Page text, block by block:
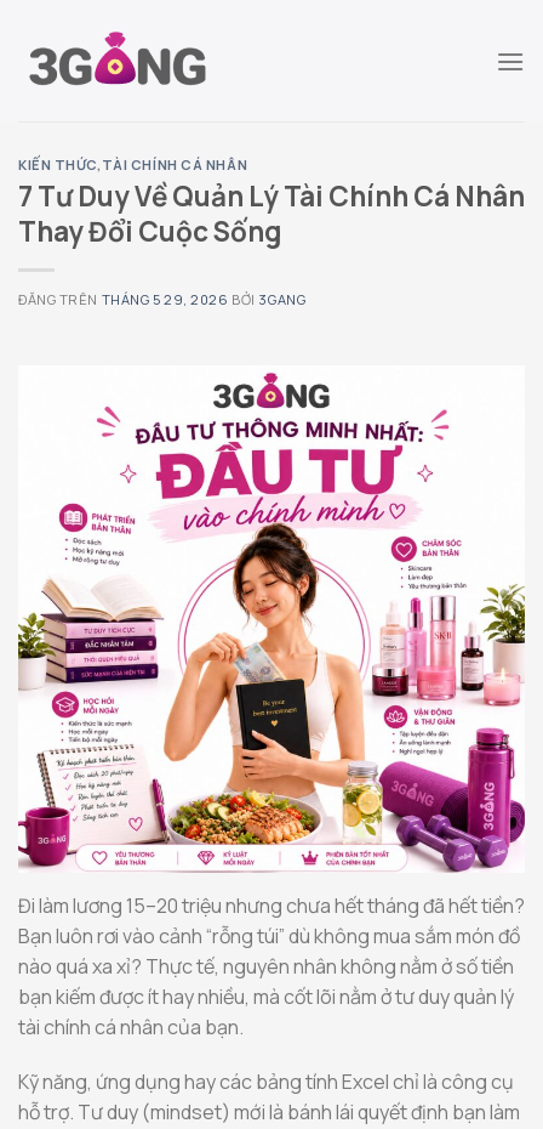
đến
KIẾN THỨC, TÀI CHÍNH CÁ NHÂN
7 Tư Duy Về Quản Lý Tài Chính Cá Nhân
Thay Đổi Cuộc Sống
ĐĂNG TRÊN THÁNG 5 29, 2026 BỞI 3GANG
Đi làm lương 15–20 triệu nhưng chưa hết tháng đã hết tiền?
Bạn luôn rơi vào cảnh “rỗng túi” dù không mua sắm món đồ
nào quá xa xỉ? Thực tế, nguyên nhân không nằm ở số tiền
bạn kiếm được ít hay nhiều, mà cốt lõi nằm ở tư duy quản lý
tài chính cá nhân của bạn.
Kỹ năng, ứng dụng hay các bảng tính Excel chỉ là công cụ
hỗ trợ. Tư duy (mindset) mới là bánh lái quyết định bạn làm